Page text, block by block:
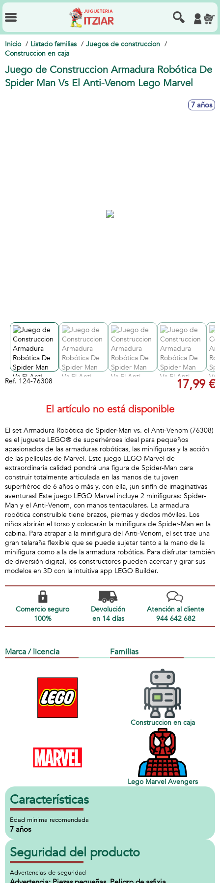
Inicio Listado familias
Juegos de construccion
Construccion en caja
Juego de Construccion Armadura Robótica De
Spider Man Vs El Anti-Venom Lego Marvel
7 años
Ref. 124-76308 17,99 €
El artículo no está disponible
El set Armadura Robótica de Spider-Man vs. el Anti-Venom (76308)
es el juguete LEGO® de superhéroes ideal para pequeños
apasionados de las armaduras robóticas, las minifiguras y la acción
de las películas de Marvel. Este juego LEGO Marvel de
extraordinaria calidad pondrá una figura de Spider-Man para
construir totalmente articulada en las manos de tu joven
superhéroe de 6 años o más y, con ella, ¡un sinfín de imaginativas
aventuras! Este juego LEGO Marvel incluye 2 minifiguras: Spider-
Man y el Anti-Venom, con manos tentaculares. La armadura
robótica construible tiene brazos, piernas y dedos móviles. Los
niños abrirán el torso y colocarán la minifigura de Spider-Man en la
cabina. Para atrapar a la minifigura del Anti-Venom, el set trae una
gran telaraña flexible que se puede sujetar tanto a la mano de la
minifigura como a la de la armadura robótica. Para disfrutar también
de diversión digital, los constructores pueden acercar y girar sus
modelos en 3D con la intuitiva app LEGO Builder.
Comercio seguro
100%
Devolución
en 14 días
Atención al cliente
944 642 682
Marca / licencia Familias
Construccion en caja
Lego Marvel Avengers
Características
Edad minima recomendada
7 años
Seguridad del producto
Advertencias de seguridad